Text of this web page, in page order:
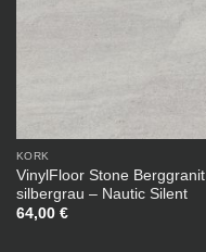
KORK
VinylFloor Stone Berggranit
silbergrau – Nautic Silent
64,00 €